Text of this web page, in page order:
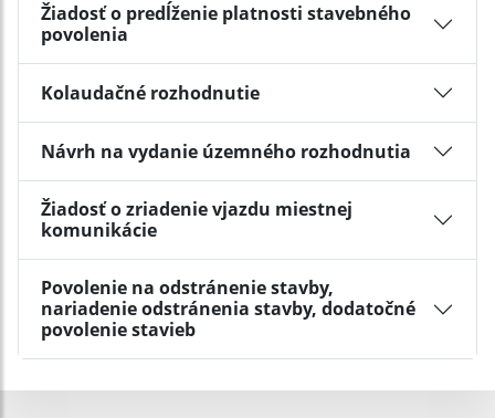
Žiadosť o predĺženie platnosti stavebného
povolenia
Kolaudačné rozhodnutie
Návrh na vydanie územného rozhodnutia
Žiadosť o zriadenie vjazdu miestnej
komunikácie
Povolenie na odstránenie stavby,
nariadenie odstránenia stavby, dodatočné
povolenie stavieb